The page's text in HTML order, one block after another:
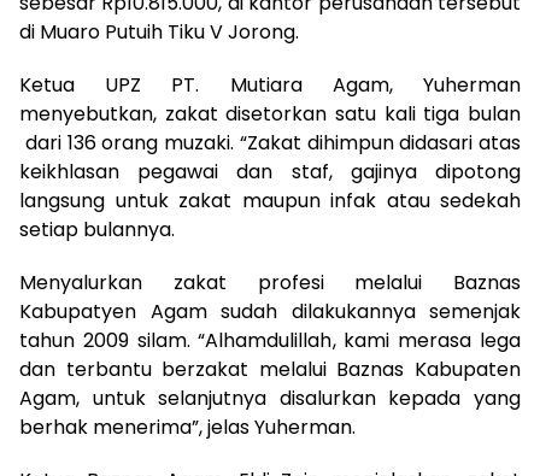
di Muaro Putuih Tiku V Jorong.
Ketua UPZ PT. Mutiara Agam, Yuherman
menyebutkan, zakat disetorkan satu kali tiga bulan
dari 136 orang muzaki. “Zakat dihimpun didasari atas
keikhlasan pegawai dan staf, gajinya dipotong
langsung untuk zakat maupun infak atau sedekah
setiap bulannya.
Menyalurkan zakat profesi melalui Baznas
Kabupatyen Agam sudah dilakukannya semenjak
tahun 2009 silam. “Alhamdulillah, kami merasa lega
dan terbantu berzakat melalui Baznas Kabupaten
Agam, untuk selanjutnya disalurkan kepada yang
berhak menerima”, jelas Yuherman.